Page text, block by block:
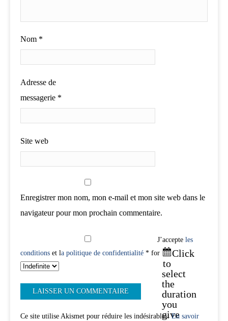
Nom *
Adresse de
messagerie *
Site web
Enregistrer mon nom, mon e-mail et mon site web dans le
navigateur pour mon prochain commentaire.
J’accepte les
conditions et la politique de confidentialité * for
Click
to
select
the
duration
you
give
Ce site utilise Akismet pour réduire les indésirables.En savoir